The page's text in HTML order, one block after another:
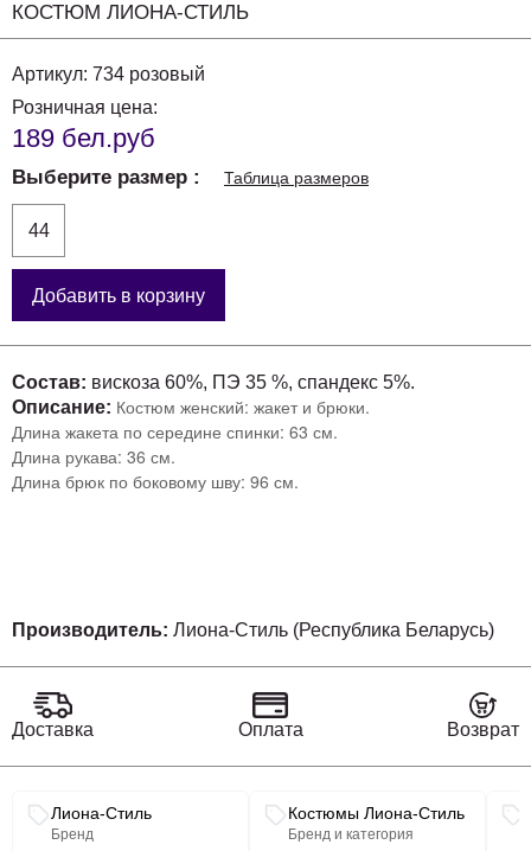
КОСТЮМ ЛИОНА-СТИЛЬ
Артикул: 734 розовый
Розничная цена:
189 бел.руб
Выберите размер Таблица размеров
44
Добавить в корзину
Состав: вискоза 60%, ПЭ 35 %, спандекс 5%.
Описание: Костюм женский: жакет и брюки.
Длина жакета по середине спинки: 63 см.
Длина рукава: 36 см.
Длина брюк по боковому шву: 96 см.
Производитель: Лиона-Стиль (Республика Беларусь)
Доставка Оплата Возврат
Связанные разделы каталога
Лиона-Стиль
Бренд
Костюмы Лиона-Стиль
Бренд и категория